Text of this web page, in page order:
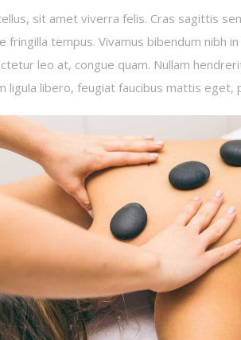
sit amet viverra felis. Cras sagittis
tempus. Vivamus bibendum nibh
leo at, congue quam. Nullam
ligula libero, feugiat faucibus mattis eget,